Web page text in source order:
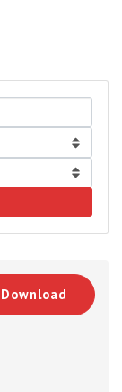
Download